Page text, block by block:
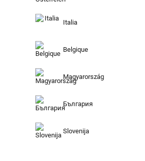
Italia
Belgique
Magyarország
България
Slovenija